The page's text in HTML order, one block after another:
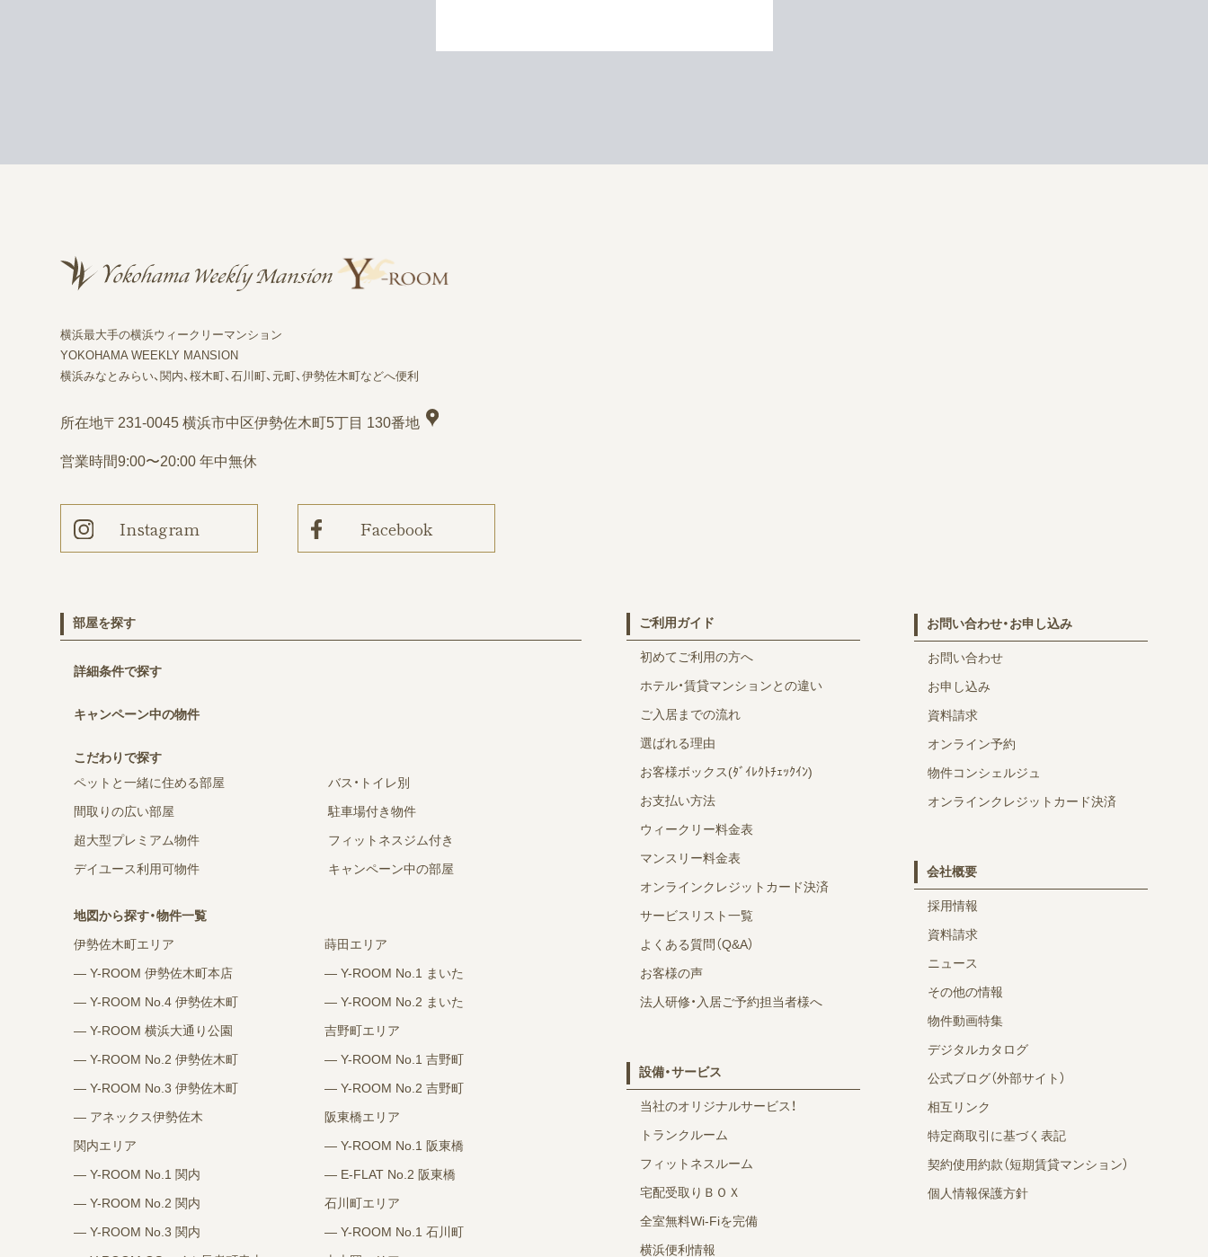
横浜最大手の横浜ウィークリーマンション
YOKOHAMA WEEKLY MANSION
横浜みなとみらい、関内、桜木町、石川町、元町、伊勢佐木町などへ便利
所在地〒231-0045 横浜市中区伊勢佐木町5丁目 130番地
営業時間9:00〜20:00 年中無休
Instagram Facebook
部屋を探す
詳細条件で探す
キャンペーン中の物件
こだわりで探す
ペットと一緒に住める部屋
バス・トイレ別
間取りの広い部屋
駐車場付き物件
超大型プレミアム物件
フィットネスジム付き
デイユース利用可物件
キャンペーン中の部屋
地図から探す・物件一覧
伊勢佐木町エリア
― Y-ROOM 伊勢佐木町本店
― Y-ROOM No.4 伊勢佐木町
― Y-ROOM 横浜大通り公園
― Y-ROOM No.2 伊勢佐木町
― Y-ROOM No.3 伊勢佐木町
― アネックス伊勢佐木
関内エリア
― Y-ROOM No.1 関内
― Y-ROOM No.2 関内
― Y-ROOM No.3 関内
蒔田エリア
― Y-ROOM No.1 まいた
― Y-ROOM No.2 まいた
吉野町エリア
― Y-ROOM No.1 吉野町
― Y-ROOM No.2 吉野町
阪東橋エリア
― Y-ROOM No.1 阪東橋
― E-FLAT No.2 阪東橋
石川町エリア
― Y-ROOM No.1 石川町
ご利用ガイド
初めてご利用の方へ
ホテル・賃貸マンションとの違い
ご入居までの流れ
選ばれる理由
お客様ボックス(ﾀﾞｲﾚｸﾄﾁｪｯｸｲﾝ)
お支払い方法
ウィークリー料金表
マンスリー料金表
オンラインクレジットカード決済
サービスリスト一覧
よくある質問（Q&A）
お客様の声
法人研修・入居ご予約担当者様へ
設備・サービス
当社のオリジナルサービス！
トランクルーム
フィットネスルーム
宅配受取りＢＯＸ
全室無料Wi-Fiを完備
横浜便利情報
お問い合わせ・お申し込み
お問い合わせ
お申し込み
資料請求
オンライン予約
物件コンシェルジュ
オンラインクレジットカード決済
会社概要
採用情報
資料請求
ニュース
その他の情報
物件動画特集
デジタルカタログ
公式ブログ（外部サイト）
相互リンク
特定商取引に基づく表記
契約使用約款（短期賃貸マンション）
個人情報保護方針